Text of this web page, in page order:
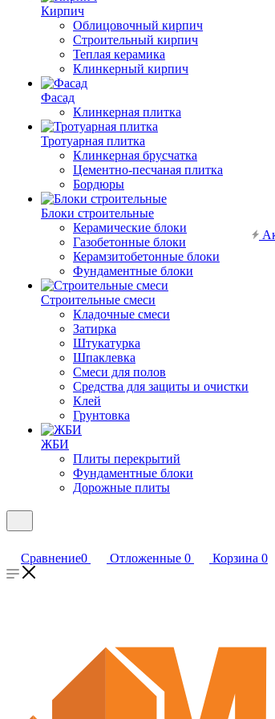
Кирпич
Облицовочный кирпич
Строительный кирпич
Теплая керамика
Клинкерный кирпич
Фасад
Клинкерная плитка
Тротуарная плитка
Клинкерная брусчатка
Цементно-песчаная плитка
Бордюры
Блоки строительные
Керамические блоки
Газобетонные блоки
Керамзитобетонные блоки
Фундаментные блоки
Строительные смеси
Кладочные смеси
Затирка
Штукатурка
Шпаклевка
Смеси для полов
Средства для защиты и очистки
Клей
Грунтовка
ЖБИ
Плиты перекрытий
Фундаментные блоки
Дорожные плиты
Сравнение0 Отложенные 0 Корзина 0